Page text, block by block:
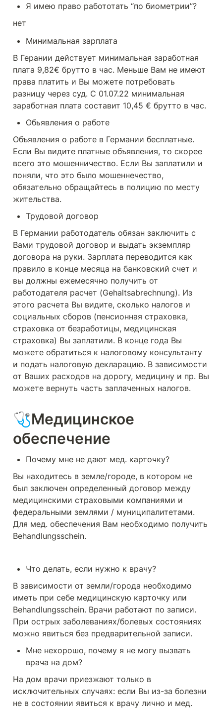
Я имею право работотать “по биометрии”?
нет
Минимальная зарплата
В Герании действует минимальная заработная
плата 9,82€ брутто в час. Меньше Вам не имеют
права платить и Вы можете потребовать
разницу через суд. С 01.07.22 минимальная
заработная плата составит 10,45 € брутто в час.
Обьявления о работе
Объявления о работе в Германии бесплатные.
Если Вы видите платные объявления, то скорее
всего это мошенничество. Если Вы заплатили и
поняли, что это было мошеннечество,
обязательно обращайтесь в полицию по месту
жительства.
Трудовой договор
В Германии работодатель обязан заключить с
Вами трудовой договор и выдать экземпляр
договора на руки. Зарплата переводится как
правило в конце месяца на банковский счет и
вы должны ежемесячно получить от
работодателя расчет (Gehaltsabrechnung). Из
этого расчета Вы видите, сколько налогов и
социальных сборов (пенсионная страховка,
страховка от безработицы, медицинская
страховка) Вы заплатили. В конце года Вы
можете обратиться к налоговому консультанту
и подать налоговую декларацию. В зависимости
от Ваших расходов на дорогу, медицину и пр. Вы
можете вернуть часть заплаченных налогов.
🩺Медицинское
обеспечение
Почему мне не дают мед. карточку?
Вы находитесь в земле/городе, в котором не
был заключен определенный договор между
медицинскими страховыми компаниями и
федеральными землями / муниципалитетами.
Для мед. обеспечения Вам необходимо получить
Behandlungsschein.
Что делать, если нужно к врачу?
В зависимости от земли/города необходимо
иметь при себе медицинскую карточку или
Behandlungsschein. Врачи работают по записи.
При острых заболеваниях/болевых состояниях
можно явиться без предварительной записи.
Мне нехорошо, почему я не могу вызвать
врача на дом?
На дом врачи приезжают только в
исключительных случаях: если Вы из-за болезни
не в состоянии явиться к врачу лично и мед.